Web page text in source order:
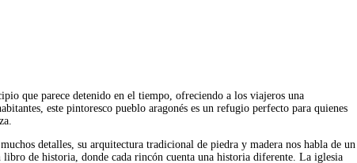
que parece detenido en el tiempo, ofreciendo a los viajeros una
este pintoresco pueblo aragonés es un refugio perfecto para quienes
detalles, su arquitectura tradicional de piedra y madera nos habla de un
de historia, donde cada rincón cuenta una historia diferente. La iglesia